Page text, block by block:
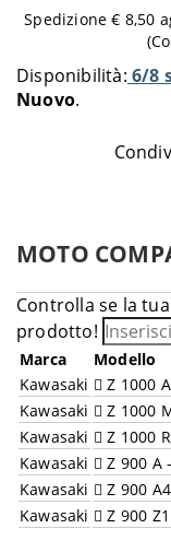
Disponibilità: 6/8
Nuovo
aggiungere
carrello
Spedizione € 8,50
MOTO
Controlla se la
prodotto!
Marca Modello
Kawasaki
Z 1000
Kawasaki
Z 1000
Kawasaki
Z 1000
Kawasaki
Z 900 A
Kawasaki
Z 900
Kawasaki
Z 900